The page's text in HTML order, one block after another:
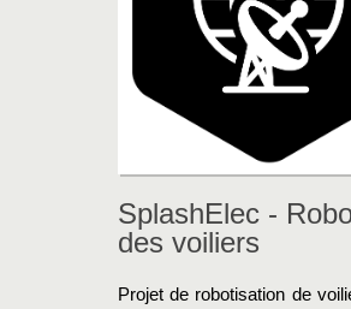
SplashElec -
des voiliers
Projet de robotisation de